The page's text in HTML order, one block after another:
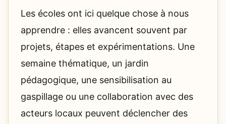
Les écoles ont ici quelque chose à nous
apprendre : elles avancent souvent par
projets, étapes et expérimentations. Une
semaine thématique, un jardin
pédagogique, une sensibilisation au
gaspillage ou une collaboration avec des
acteurs locaux peuvent déclencher des